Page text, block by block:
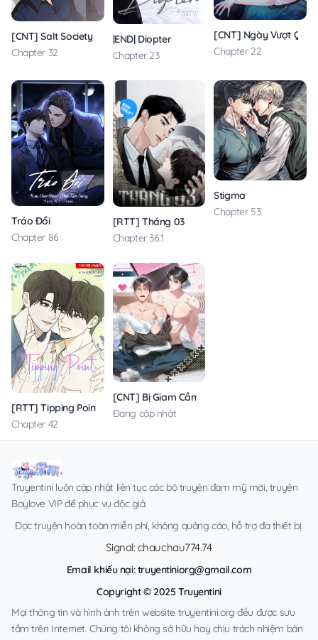
[CNT] Salt Society
Chapter 32
|END| Diopter
Chapter 23
[CNT] Ngày Vượt Qua
Chapter 22
Tráo Đổi
Chapter 86
[RTT] Tháng 03
Chapter 36.1
Stigma
Chapter 53
[RTT] Tipping Point
Chapter 42
[CNT] Bị Giam Cầm Cùng Thanh Mai Trúc Mã
Đang cập nhật
Truyentini luôn cập nhật liên tục các bộ truyện đam mỹ mới, truyện
Boylove VIP để phục vụ độc giả.
Đọc truyện hoàn toàn miễn phí, không quảng cáo, hỗ trợ đa thiết bị.
Signal: chauchau774.74
Email khiếu nại:truyentiniorg@gmail.com
Copyright © 2025 Truyentini
Mọi thông tin và hình ảnh trên website truyentini.org đều được sưu
tầm trên Internet. Chúng tôi không sở hữu hay chịu trách nhiệm bản